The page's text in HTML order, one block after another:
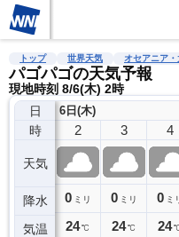
雨雲レーダー 台風情報 地
トップ 世界天気 オセアニア
パゴパゴの天気予報
現地時刻 8/6(木) 2時
日
時
天気
降水
気温
6日(木)
2
0 ミリ
24℃
3
0 ミリ
24℃
4
0 ミ
24